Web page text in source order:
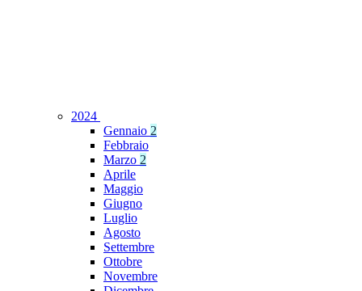
2024
Gennaio 2
Febbraio
Marzo 2
Aprile
Maggio
Giugno
Luglio
Agosto
Settembre
Ottobre
Novembre